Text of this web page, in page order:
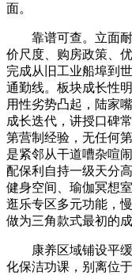
面。
靠谱可查。立面耐
价尺度、购房政策、
完成从旧工业船埠到
通勤线。板块成长性
用性劣势凸起，陆家
成长迭代，讲授口碑
第营制经验，无任何
是紧邻从干道嘈杂喧
配保利自持一级天分
健身空间、瑜伽冥想
逛乐专区多元功能，
做为三角款式最初的
康养区域铺设平缓
化保洁功课，别离位